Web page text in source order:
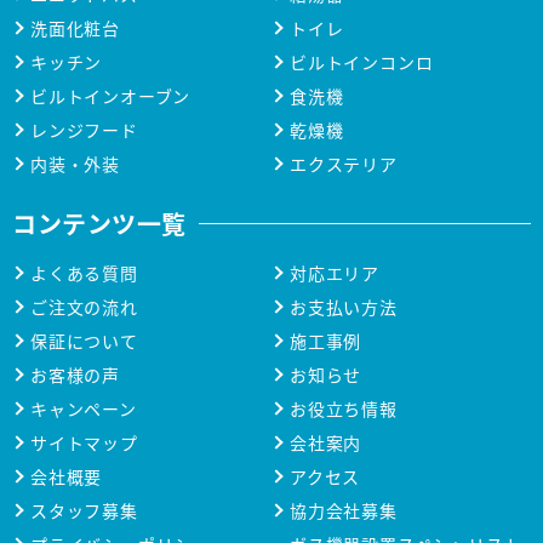
洗面化粧台
トイレ
キッチン
ビルトインコンロ
ビルトインオーブン
食洗機
レンジフード
乾燥機
内装・外装
エクステリア
コンテンツ一覧
よくある質問
対応エリア
ご注文の流れ
お支払い方法
保証について
施工事例
お客様の声
お知らせ
キャンペーン
お役立ち情報
サイトマップ
会社案内
会社概要
アクセス
スタッフ募集
協力会社募集